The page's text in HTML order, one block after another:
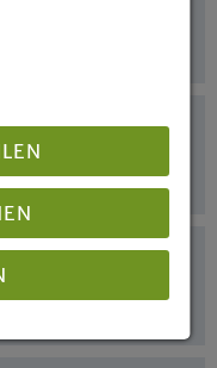
Planeten
77 Jahre alt